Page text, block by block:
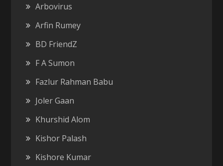
Arbovirus
Arfin Rumey
BD FriendZ
F A Sumon
Fazlur Rahman Babu
Joler Gaan
Khurshid Alom
Kishor Palash
Kishore Kumar